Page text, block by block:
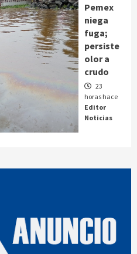
Pemex
niega
fuga;
persiste
olor a
crudo
23
horas hace
Editor
Noticias